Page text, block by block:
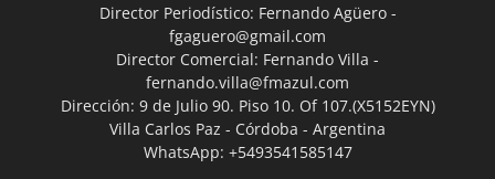
Director Periodístico: Fernando Agüero -
fgaguero@gmail.com
Director Comercial: Fernando Villa -
fernando.villa@fmazul.com
Dirección: 9 de Julio 90. Piso 10. Of 107.(X5152EYN)
Villa Carlos Paz - Córdoba - Argentina
WhatsApp: +5493541585147